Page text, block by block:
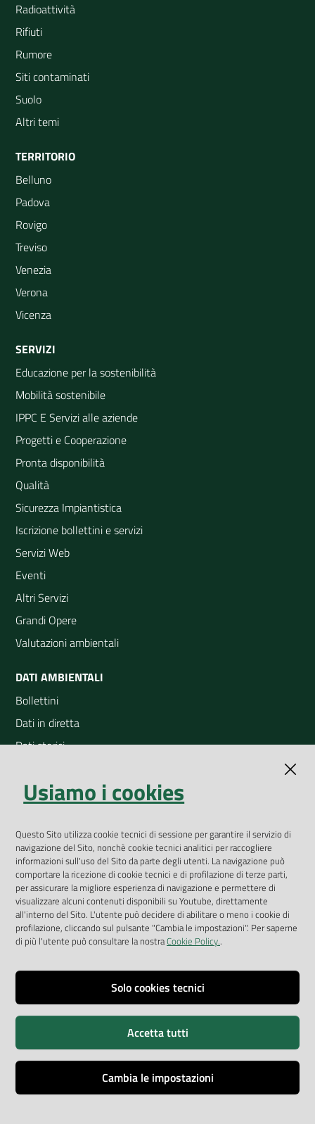
Radioattività
Rifiuti
Rumore
Siti contaminati
Suolo
Altri temi
TERRITORIO
Belluno
Padova
Rovigo
Treviso
Venezia
Verona
Vicenza
SERVIZI
Educazione per la sostenibilità
Mobilità sostenibile
IPPC E Servizi alle aziende
Progetti e Cooperazione
Pronta disponibilità
Qualità
Sicurezza Impiantistica
Iscrizione bollettini e servizi
Servizi Web
Eventi
Altri Servizi
Grandi Opere
Valutazioni ambientali
DATI AMBIENTALI
Bollettini
Dati in diretta
Dati storici
Open Data
App Arpav
Rapporti regionali annuali
Le Infografiche
Dispenser dati
Vai alla pagina
Privacy
Accessibilità
Credits
Usiamo i cookies
Questo Sito utilizza cookie tecnici di sessione per garantire il servizio di
navigazione del Sito, nonchè cookie tecnici analitici per raccogliere
informazioni sull'uso del Sito da parte degli utenti. La navigazione può
comportare la ricezione di cookie tecnici e di profilazione di terze parti,
per assicurare la migliore esperienza di navigazione e permettere di
visualizzare alcuni contenuti disponibili su Youtube, direttamente
all'interno del Sito. L'utente può decidere di abilitare o meno i cookie di
profilazione, cliccando sul pulsante "Cambia le impostazioni". Per saperne
di più l'utente può consultare la nostraCookie Policy..
Solo cookies tecnici
Accetta tutti
Cambia le impostazioni